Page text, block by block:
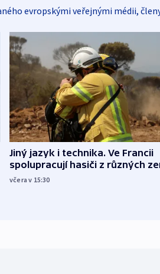
evropskými veřejnými médii,
Jiný jazyk i technika. Ve Francii
spolupracují hasiči z různých
včera v 15:30